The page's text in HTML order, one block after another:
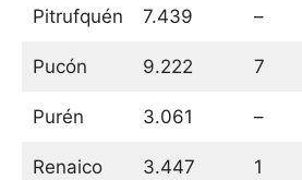
Pitrufquén 7.439 –
Pucón 9.222 7
Purén 3.061 –
Renaico 3.447 1